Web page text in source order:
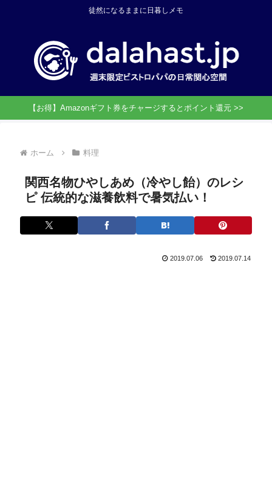
徒然になるままに日暮しメモ
【お得】Amazonギフト券をチャージするとポイント還元 >>
ホーム 料理
関西名物ひやしあめ（冷やし飴）のレシ
ピ 伝統的な滋養飲料で暑気払い！
2019.07.06 2019.07.14